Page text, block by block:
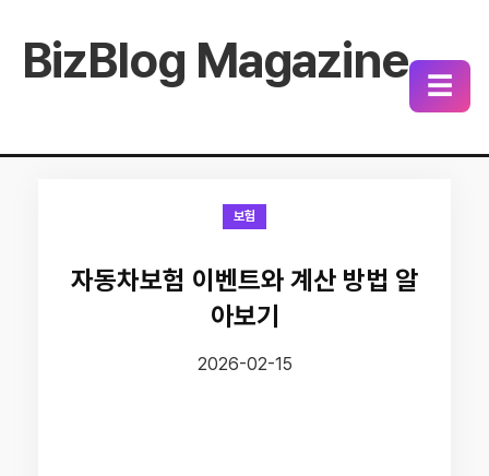
BizBlog Magazine ☰
보험
자동차보험 이벤트와 계산 방법 알
아보기
2026-02-15